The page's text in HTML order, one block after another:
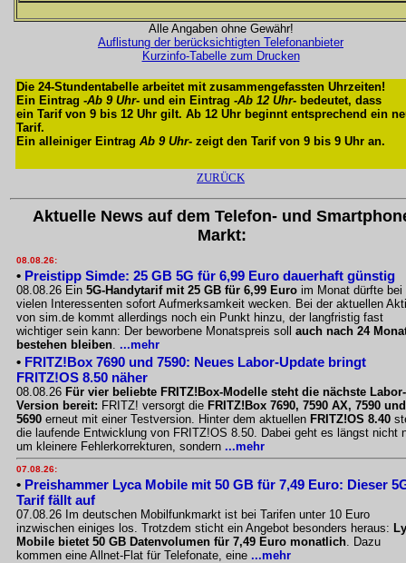
Alle Angaben ohne Gewähr!
Auflistung der berücksichtigten Telefonanbieter
Kurzinfo-Tabelle zum Drucken
Die 24-Stundentabelle arbeitet mit zusammengefassten Uhrzeiten!
Ein Eintrag -Ab 9 Uhr- und ein Eintrag -Ab 12 Uhr- bedeutet, dass
ein Tarif von 9 bis 12 Uhr gilt. Ab 12 Uhr beginnt entsprechend ein
Tarif.
Ein alleiniger Eintrag Ab 9 Uhr- zeigt den Tarif von 9 bis 9 Uhr an.
ZURÜCK
Aktuelle News auf dem Telefon- und
Markt:
08.08.26:
• Preistipp Simde: 25 GB 5G für 6,99 Euro dauerhaft günstig
08.08.26 Ein 5G-Handytarif mit 25 GB für 6,99 Euro im Monat dürfte bei
vielen Interessenten sofort Aufmerksamkeit wecken. Bei der aktuellen
von sim.de kommt allerdings noch ein Punkt hinzu, der langfristig fast
wichtiger sein kann: Der beworbene Monatspreis soll auch nach 24
bestehen bleiben. ...mehr
• FRITZ!Box 7690 und 7590: Neues Labor-Update bringt
FRITZ!OS 8.50 näher
08.08.26 Für vier beliebte FRITZ!Box-Modelle steht die nächste Labor-
Version bereit: FRITZ! versorgt die FRITZ!Box 7690, 7590 AX, 7590 und
5690 erneut mit einer Testversion. Hinter dem aktuellen FRITZ!OS 8.40
die laufende Entwicklung von FRITZ!OS 8.50. Dabei geht es längst nicht
um kleinere Fehlerkorrekturen, sondern ...mehr
07.08.26:
• Preishammer Lyca Mobile mit 50 GB für 7,49 Euro: Dieser
Tarif fällt auf
07.08.26 Im deutschen Mobilfunkmarkt ist bei Tarifen unter 10 Euro
inzwischen einiges los. Trotzdem sticht ein Angebot besonders heraus:
Mobile bietet 50 GB Datenvolumen für 7,49 Euro monatlich. Dazu
kommen eine Allnet-Flat für Telefonate, eine ...mehr